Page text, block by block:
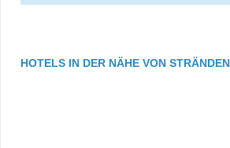
HOTELS IN DER NÄHE VON STRÄNDEN